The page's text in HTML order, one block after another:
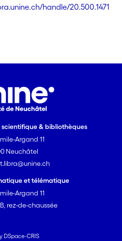
handle/20.500.1471
& bibliothèques
Argand 11
Neuchâtel
et télématique
Argand 11
rez-de-chaussée
DSpace-CRIS